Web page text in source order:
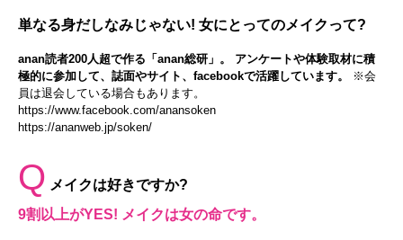
単なる身だしなみじゃない! 女にとってのメイクって?
anan読者200人超で作る「anan総研」。 アンケートや体験取材に積
極的に参加して、誌面やサイト、facebookで活躍しています。
※会
員は退会している場合もあります。
https://www.facebook.com/anansoken
https://ananweb.jp/soken/
Q メイクは好きですか?
9割以上がYES! メイクは女の命です。